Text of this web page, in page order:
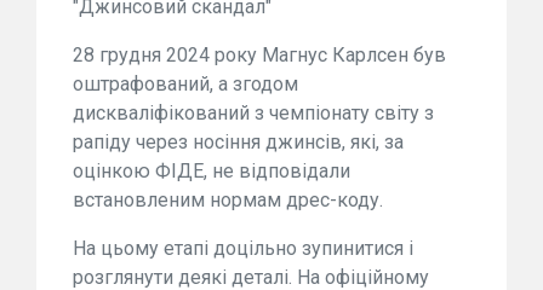
"Джинсовий скандал"
28 грудня 2024 року Магнус Карлсен був
оштрафований, а згодом
дискваліфікований з чемпіонату світу з
рапіду через носіння джинсів, які, за
оцінкою ФІДЕ, не відповідали
встановленим нормам дрес-коду.
На цьому етапі доцільно зупинитися і
розглянути деякі деталі. На офіційному